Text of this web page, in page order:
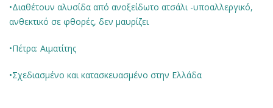
•Διαθέτουν αλυσίδα από ανοξείδωτο ατσάλι -υποαλλεργικό,
ανθεκτικό σε φθορές, δεν μαυρίζει
•Πέτρα: Αιματίτης
•Σχεδιασμένο και κατασκευασμένο στην Ελλάδα